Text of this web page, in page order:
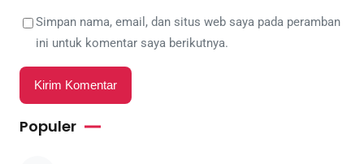
Simpan nama, email, dan situs web saya pada peramban
ini untuk komentar saya berikutnya.
Populer